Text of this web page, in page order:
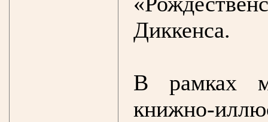
Диккенса.
В рамках
книжно-